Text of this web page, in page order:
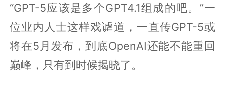
“GPT-5应该是多个GPT4.1组成的吧。”一
位业内人士这样戏谑道，一直传GPT-5或
将在5月发布，到底OpenAI还能不能重回
巅峰，只有到时候揭晓了。